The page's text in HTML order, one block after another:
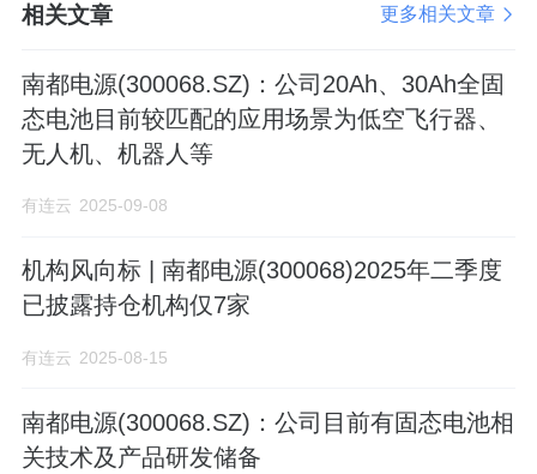
相关文章 更多相关文章
南都电源(300068.SZ)：公司20Ah、30Ah全固
态电池目前较匹配的应用场景为低空飞行器、
无人机、机器人等
有连云 2025-09-08
机构风向标 | 南都电源(300068)2025年二季度
已披露持仓机构仅7家
有连云 2025-08-15
南都电源(300068.SZ)：公司目前有固态电池相
关技术及产品研发储备